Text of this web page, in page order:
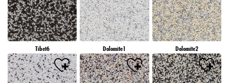
Tibet6 Dolomite1 Dolomite2